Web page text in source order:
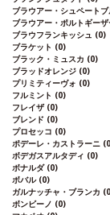
ブラウアー・シュペート
ブラウアー・ポルトギー
ブラウフランキッシュ (0)
ブラケット (0)
ブラック・ミュスカ (0)
ブラッドオレンジ (0)
プリミティーヴォ (0)
フルミント (0)
フレイザ (0)
ブレンド (0)
プロセッコ (0)
ポデーレ・カストラーニ
ボデガスアルタディ (0)
ボナルダ (0)
ボバル (0)
ガルナッチャ・ブランカ
ボンビーノ (0)